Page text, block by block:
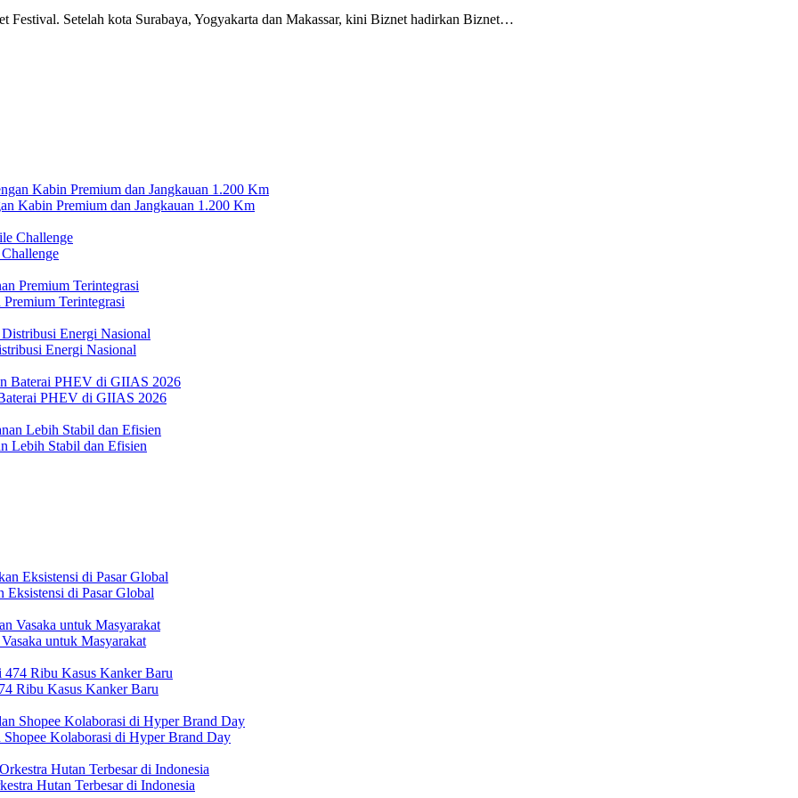
Festival. Setelah kota Surabaya, Yogyakarta dan Makassar, kini Biznet hadirkan Biznet…
Kabin Premium dan Jangkauan 1.200 Km
Terintegrasi
Energi Nasional
PHEV di GIIAS 2026
Lebih Stabil dan Efisien
di Pasar Global
untuk Masyarakat
Ribu Kasus Kanker Baru
Kolaborasi di Hyper Brand Day
Hutan Terbesar di Indonesia